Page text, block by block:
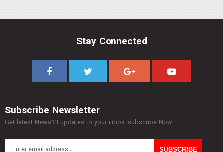
Stay Connected
Subscribe Newsletter
Get latest News13 updates to your inbox. subscribe Now